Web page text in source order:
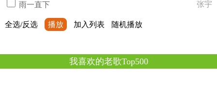
雨一直下
张宇
全选/反选 播放 加入列表 随机播放
我喜欢的老歌Top500